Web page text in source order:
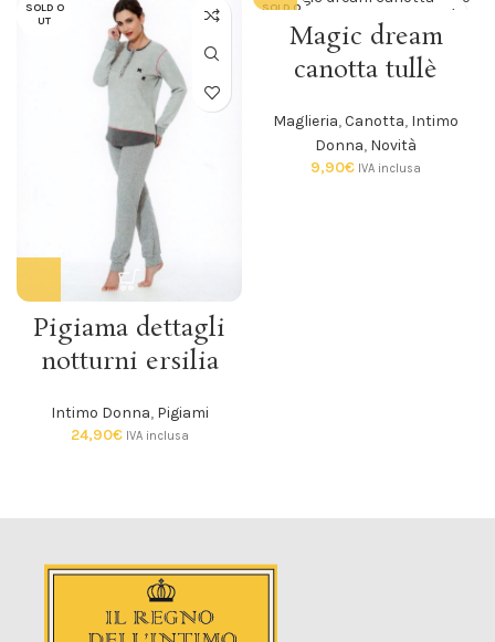
SOLD O
UT
Pigiama dettagli
notturni ersilia
Intimo Donna, Pigiami
24,90€ IVA inclusa
SOLD O
Magic dream
canotta tullè
Maglieria,Canotta, Intimo
Donna, Novità
9,90€ IVA inclusa